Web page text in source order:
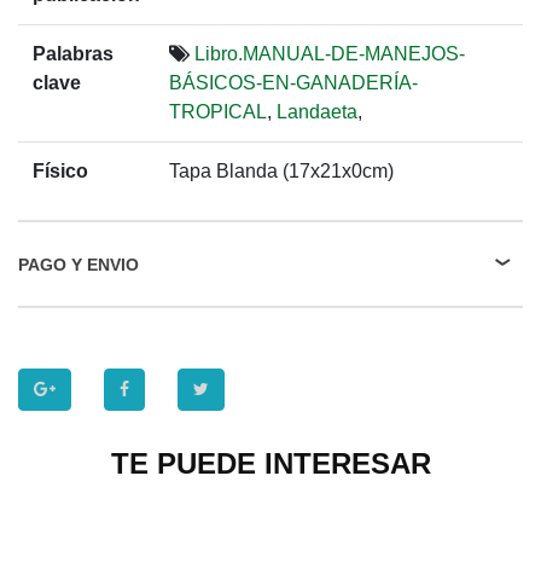
Palabras
clave
Libro.MANUAL-DE-MANEJOS-
BÁSICOS-EN-GANADERÍA-
TROPICAL, Landaeta,
Físico Tapa Blanda (17x21x0cm)
PAGO Y ENVIO
TE PUEDE INTERESAR